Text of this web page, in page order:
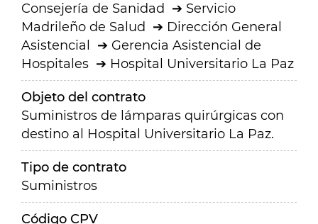
Consejería de Sanidad
Servicio
Madrileño de Salud
Dirección General
Asistencial
Gerencia Asistencial de
Hospitales
Hospital Universitario La Paz
Objeto del contrato
Suministros de lámparas quirúrgicas con
destino al Hospital Universitario La Paz.
Tipo de contrato
Suministros
Código CPV